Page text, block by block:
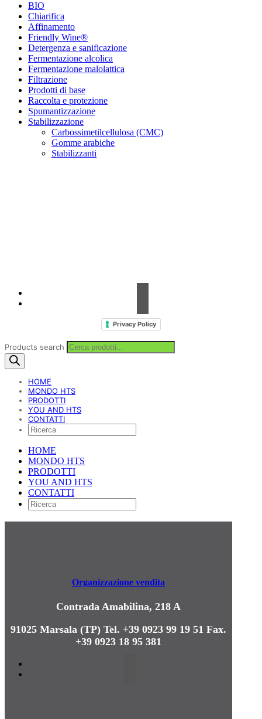
BIO
Chiarifica
Affinamento
Friendly Wine®
Detergenza e sanificazione
Fermentazione alcolica
Fermentazione malolattica
Filtrazione
Prodotti di base
Raccolta e protezione
Spumantizzazione
Stabilizzazione
Carbossimetilcellulosa (CMC)
Gomme arabiche
Stabilizzanti
Privacy Policy
Products search
HOME
MONDO HTS
PRODOTTI
YOU AND HTS
CONTATTI
HOME
MONDO HTS
PRODOTTI
YOU AND HTS
CONTATTI
Organizzazione vendita
Contrada Amabilina, 218 A
91025 Marsala (TP)Tel. +39 0923 99 19 51 Fax.
+39 0923 18 95 381